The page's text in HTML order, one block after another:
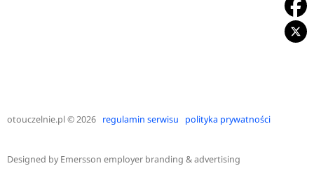
otouczelnie.pl© 2026 regulamin serwisu polityka prywatności
Designed byEmersson employer branding & advertising